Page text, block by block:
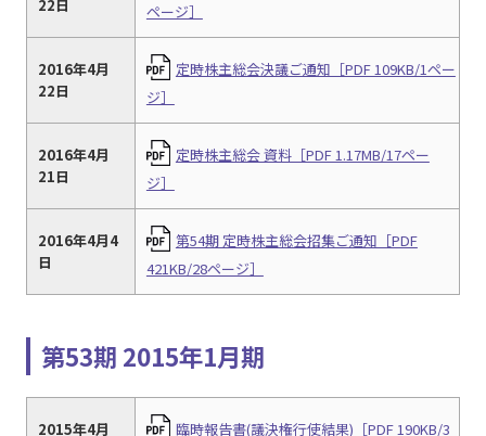
22日
ページ］
2016年4月
22日
定時株主総会決議ご通知［PDF 109KB/1ペー
ジ］
2016年4月
21日
定時株主総会 資料［PDF 1.17MB/17ペー
ジ］
2016年4月4
日
第54期 定時株主総会招集ご通知［PDF
421KB/28ページ］
第53期 2015年1月期
2015年4月 臨時報告書(議決権行使結果)［PDF 190KB/3